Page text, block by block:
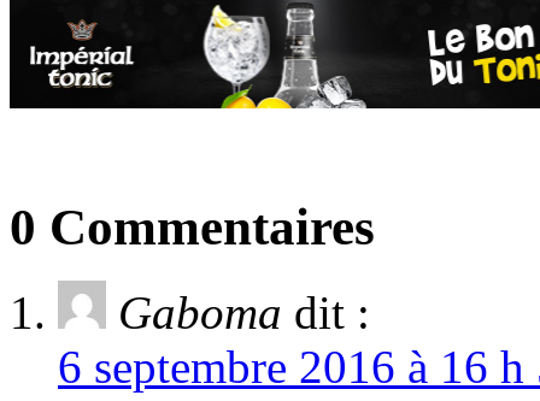
0 Commentaires
Gaboma dit :
6 septembre 2016 à 16